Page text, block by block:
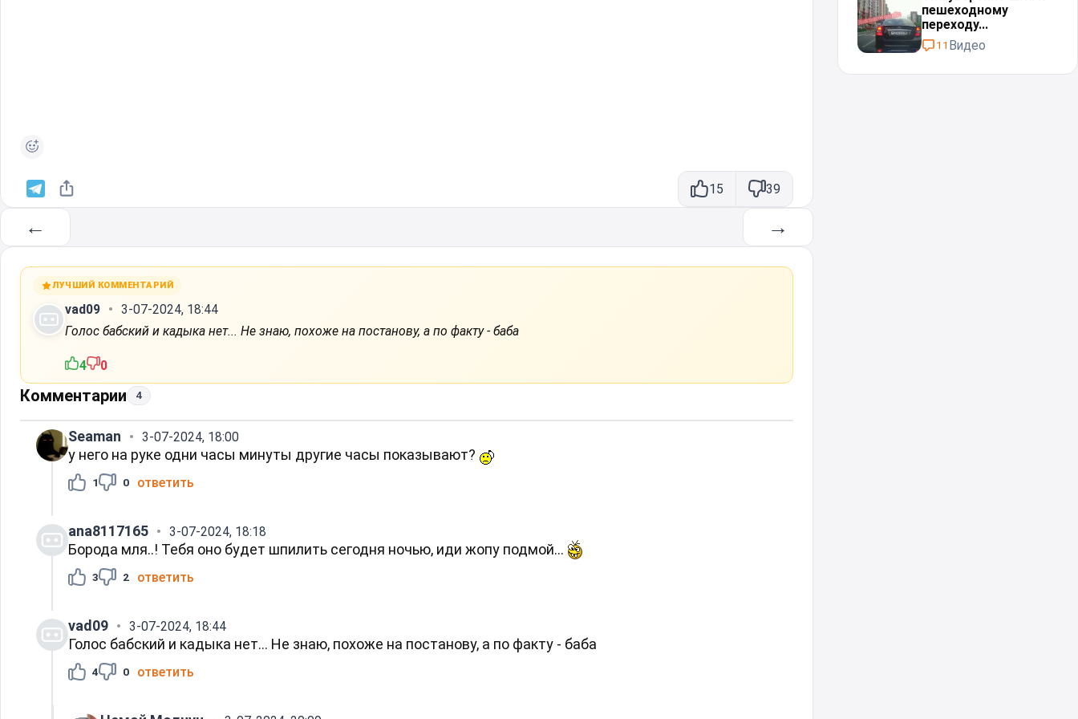
15 39
← →
ЛУЧШИЙ КОММЕНТАРИЙ
vad09
3-07-2024, 18:44
Голос бабский и кадыка нет... Не знаю, похоже на постанову, а по факту - баба
4 0
Комментарии 4
Seaman 3-07-2024, 18:00
у него на руке одни часы минуты другие часы показывают?
1 0 ответить
ana8117165 3-07-2024, 18:18
Борода мля..! Тебя оно будет шпилить сегодня ночью, иди жопу подмой...
3 2 ответить
vad09 3-07-2024, 18:44
Голос бабский и кадыка нет... Не знаю, похоже на постанову, а по факту - баба
4 0 ответить
пешеходному
переходу...
11 Видео